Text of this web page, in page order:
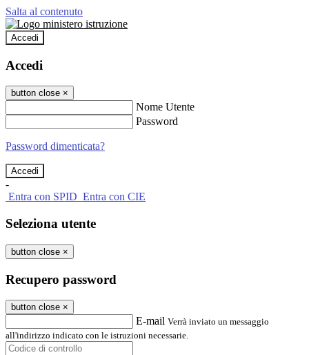
Salta al contenuto
Accedi
Accedi
button close ×
Nome Utente
Password
Password dimenticata?
-
Entra con SPID Entra con CIE
Seleziona utente
button close ×
Recupero password
button close ×
E-mail Verrà inviato un messaggio
all'indirizzo indicato con le istruzioni necessarie.